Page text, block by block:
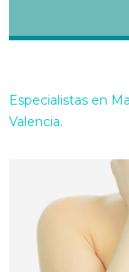
Especialistas en
Valencia.